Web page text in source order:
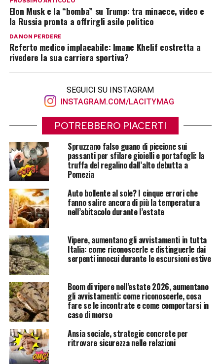
Elon Musk e la “bomba” su Trump: tra minacce, video e
la Russia pronta a offrirgli asilo politico
DA NON PERDERE
Referto medico implacabile: Imane Khelif costretta a
rivedere la sua carriera sportiva?
SEGUICI SU INSTAGRAM
INSTAGRAM.COM/LACITYMAG
POTREBBERO PIACERTI
Spruzzano falso guano di piccione sui
passanti per sfilare gioielli e portafogli: la
truffa del regalino dall’alto debutta a
Pomezia
Auto bollente al sole? I cinque errori che
fanno salire ancora di più la temperatura
nell’abitacolo durante l’estate
Vipere, aumentano gli avvistamenti in tutta
Italia: come riconoscerle e distinguerle dai
serpenti innocui durante le escursioni estive
Boom di vipere nell’estate 2026, aumentano
gli avvistamenti: come riconoscerle, cosa
fare se le incontrate e come comportarsi in
caso di morso
Ansia sociale, strategie concrete per
ritrovare sicurezza nelle relazioni